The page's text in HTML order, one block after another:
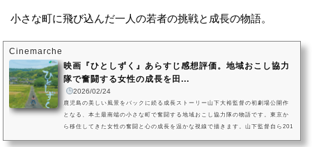
小さな町に飛び込んだ一人の若者の挑戦と成長の物語。
Cinemarche
映画『ひとしずく』あらすじ感想評価。地域おこし協力
隊で奮闘する女性の成長を田...
2026/02/24
鹿児島の美しい風景をバックに続る成長ストーリー山下大裕監督の初劇場公開作
となる、本土最南端の小さな町で奮闘する地域おこし協力隊の物語です。東京か
ら移住してきた女性の奮闘と心の成長を温かな視線で描きます。山下監督自ら201